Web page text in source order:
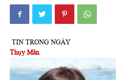
TIN TRONG NGÀY
Thụy Mân